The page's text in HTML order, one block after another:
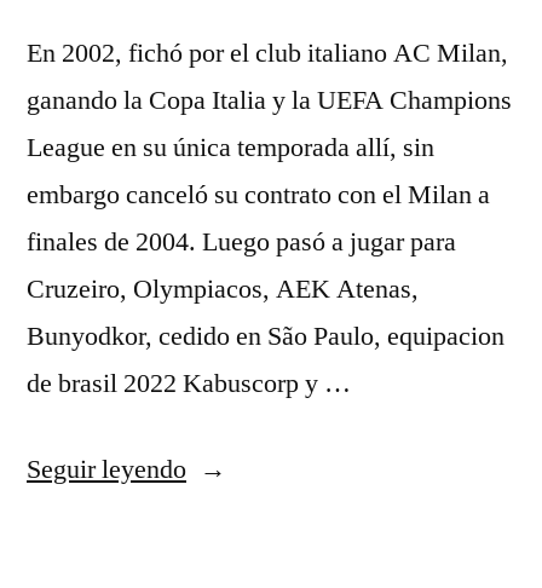
En 2002, fichó por el club italiano AC Milan,
ganando la Copa Italia y la UEFA Champions
League en su única temporada allí, sin
embargo canceló su contrato con el Milan a
finales de 2004. Luego pasó a jugar para
Cruzeiro, Olympiacos, AEK Atenas,
Bunyodkor, cedido en São Paulo, equipacion
de brasil 2022 Kabuscorp y …
Seguir leyendo«camiseta